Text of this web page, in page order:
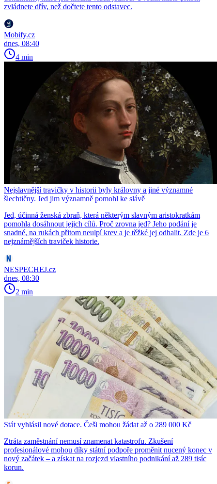
zvládnete dřív, než dočtete tento odstavec.
Mobify.cz
dnes, 08:40
4 min
Nejslavnější travičky v historii byly královny a jiné významné
šlechtičny. Jed jim významně pomohl ke slávě
Jed, účinná ženská zbraň, která některým slavným aristokratkám
pomohla dosáhnout jejich cílů. Proč zrovna jed? Jeho podání je
snadné, na rukách přitom neulpí krev a je těžké jej odhalit. Zde je 6
nejznámějších traviček historie.
NESPECHEJ.cz
dnes, 08:30
2 min
Stát vyhlásil nové dotace. Češi mohou žádat až o 289 000 Kč
Ztráta zaměstnání nemusí znamenat katastrofu. Zkušení
profesionálové mohou díky státní podpoře proměnit nucený konec v
nový začátek – a získat na rozjezd vlastního podnikání až 289 tisíc
korun.